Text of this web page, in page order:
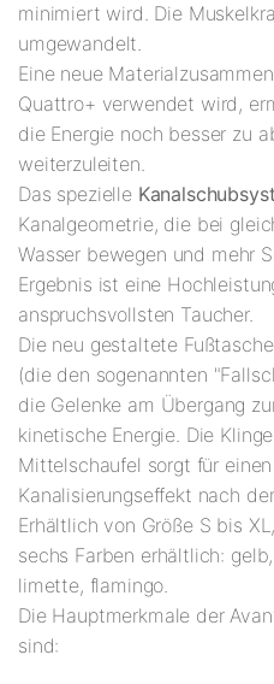
minimiert wird. Die
umgewandelt.
Eine neue
Quattro+ verwendet wird,
die Energie noch besser zu
weiterzuleiten.
Das spezielle
Kanalgeometrie, die bei
Wasser bewegen und mehr
Ergebnis ist eine
anspruchsvollsten Taucher.
Die neu gestaltete
(die den sogenannten
die Gelenke am Übergang
kinetische Energie. Die
Mittelschaufel sorgt für
Kanalisierungseffekt nach
Erhältlich von Größe S bis
sechs Farben erhältlich:
limette, flamingo.
Die Hauptmerkmale der
sind: